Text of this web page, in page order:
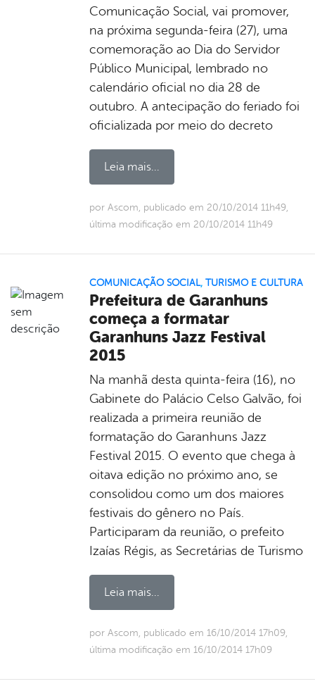
Comunicação Social, vai promover,
na próxima segunda-feira (27), uma
comemoração ao Dia do Servidor
Público Municipal, lembrado no
calendário oficial no dia 28 de
outubro. A antecipação do feriado foi
oficializada por meio do decreto
Leia mais...
por Ascom, publicado em 20/10/2014 11h49,
última modificação em 20/10/2014 11h49
COMUNICAÇÃO SOCIAL, TURISMO E CULTURA
Prefeitura de Garanhuns
começa a formatar
Garanhuns Jazz Festival
2015
Na manhã desta quinta-feira (16), no
Gabinete do Palácio Celso Galvão, foi
realizada a primeira reunião de
formatação do Garanhuns Jazz
Festival 2015. O evento que chega à
oitava edição no próximo ano, se
consolidou como um dos maiores
festivais do gênero no País.
Participaram da reunião, o prefeito
Izaías Régis, as Secretárias de Turismo
Leia mais...
por Ascom, publicado em 16/10/2014 17h09,
última modificação em 16/10/2014 17h09